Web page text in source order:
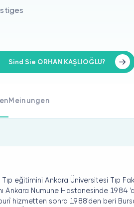
Sind Sie ORHAN KAŞLIOĞLU?
Meinungen
Tıp eğitimini Ankara Üniversitesi Tıp
Ankara Numune Hastanesinde 1984
hizmetten sonra 1988'den beri